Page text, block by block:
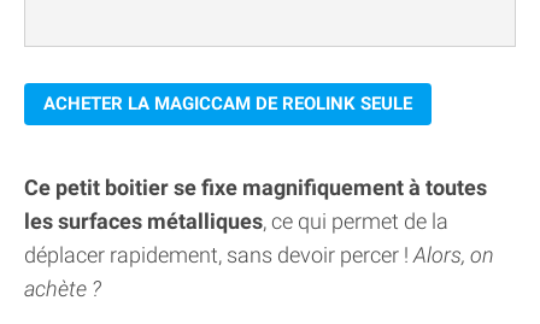
ACHETER LA MAGICCAM DE REOLINK SEULE
Ce petit boitier se fixe magnifiquement à toutes
les surfaces métalliques, ce qui permet de la
déplacer rapidement, sans devoir percer ! Alors, on
achète ?